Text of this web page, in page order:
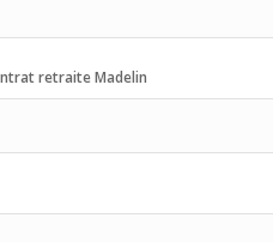
retraite Madelin